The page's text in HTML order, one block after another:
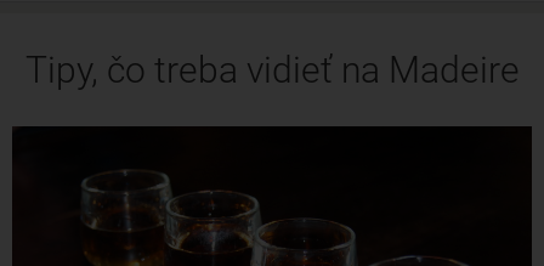
Tipy, čo treba vidieť na Madeire